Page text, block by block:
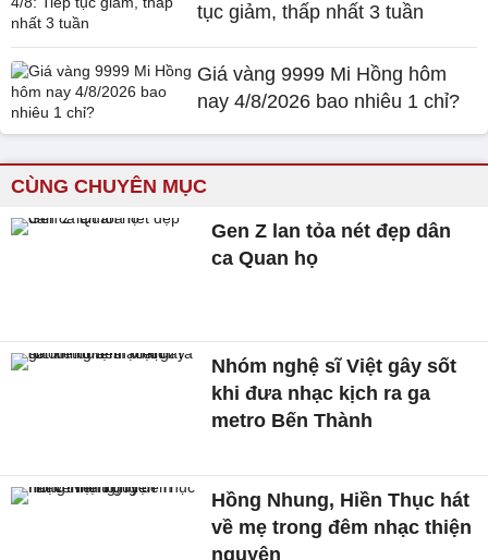
tục giảm, thấp nhất 3 tuần
Giá vàng 9999 Mi Hồng hôm
nay 4/8/2026 bao nhiêu 1 chỉ?
CÙNG CHUYÊN MỤC
Gen Z lan tỏa nét đẹp dân
ca Quan họ
Nhóm nghệ sĩ Việt gây sốt
khi đưa nhạc kịch ra ga
metro Bến Thành
Hồng Nhung, Hiền Thục hát
về mẹ trong đêm nhạc thiện
nguyện